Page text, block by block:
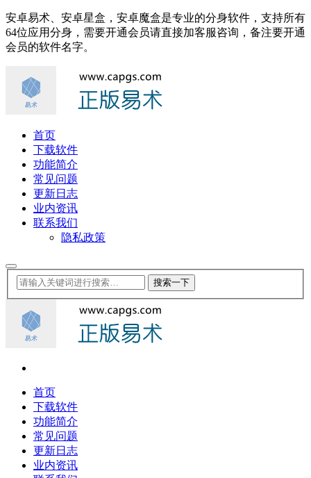
安卓易术、安卓星盒，安卓魔盒是专业的分身软件，支持所有
64位应用分身，需要开通会员请直接加客服咨询，备注要开通
会员的软件名字。
首页
下载软件
功能简介
常见问题
更新日志
业内资讯
联系我们
隐私政策
首页
下载软件
功能简介
常见问题
更新日志
业内资讯